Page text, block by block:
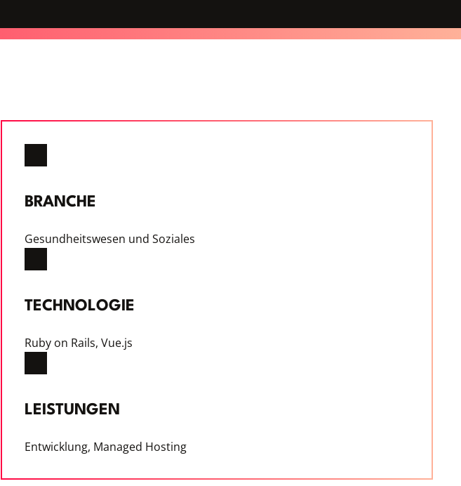
BRANCHE
Gesundheitswesen und Soziales
TECHNOLOGIE
Ruby on Rails, Vue.js
LEISTUNGEN
Entwicklung, Managed Hosting